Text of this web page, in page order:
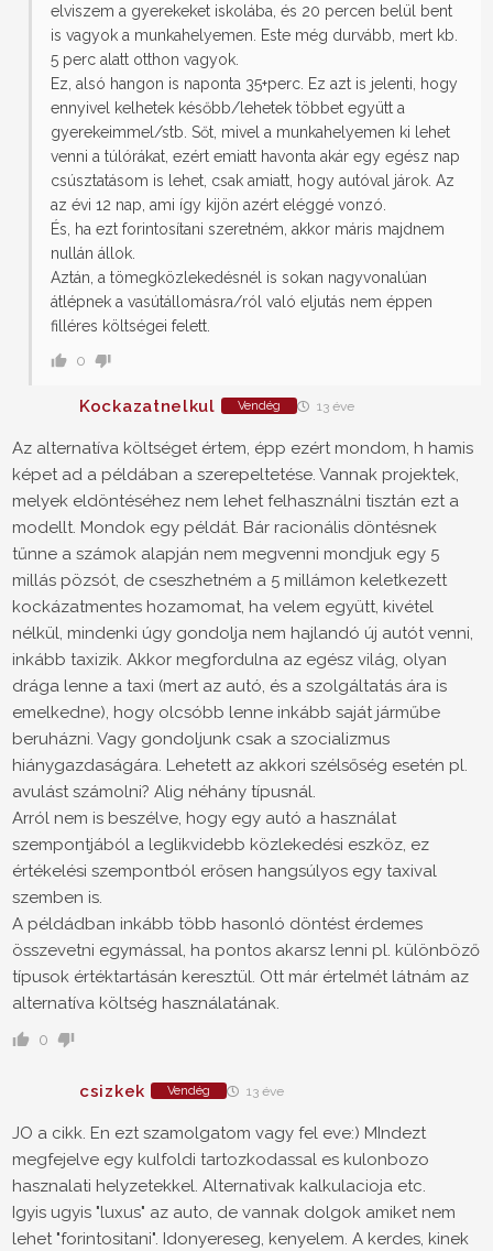
elviszem a gyerekeket iskolába, és 20 percen belül bent
is vagyok a munkahelyemen. Este még durvább, mert kb.
5 perc alatt otthon vagyok.
Ez, alsó hangon is naponta 35+perc. Ez azt is jelenti, hogy
ennyivel kelhetek később/lehetek többet együtt a
gyerekeimmel/stb. Sőt, mivel a munkahelyemen ki lehet
venni a túlórákat, ezért emiatt havonta akár egy egész nap
csúsztatásom is lehet, csak amiatt, hogy autóval járok. Az
az évi 12 nap, ami így kijön azért eléggé vonzó.
És, ha ezt forintosítani szeretném, akkor máris majdnem
nullán állok.
Aztán, a tömegközlekedésnél is sokan nagyvonalúan
átlépnek a vasútállomásra/ról való eljutás nem éppen
filléres költségei felett.
0
Kockazatnelkul Vendég 13 éve
Az alternatíva költséget értem, épp ezért mondom, h hamis
képet ad a példában a szerepeltetése. Vannak projektek,
melyek eldöntéséhez nem lehet felhasználni tisztán ezt a
modellt. Mondok egy példát. Bár racionális döntésnek
tűnne a számok alapján nem megvenni mondjuk egy 5
millás pözsót, de cseszhetném a 5 millámon keletkezett
kockázatmentes hozamomat, ha velem együtt, kivétel
nélkül, mindenki úgy gondolja nem hajlandó új autót venni,
inkább taxizik. Akkor megfordulna az egész világ, olyan
drága lenne a taxi (mert az autó, és a szolgáltatás ára is
emelkedne), hogy olcsóbb lenne inkább saját járműbe
beruházni. Vagy gondoljunk csak a szocializmus
hiánygazdaságára. Lehetett az akkori szélsőség esetén pl.
avulást számolni? Alig néhány típusnál.
Arról nem is beszélve, hogy egy autó a használat
szempontjából a leglikvidebb közlekedési eszköz, ez
értékelési szempontból erősen hangsúlyos egy taxival
szemben is.
A példádban inkább több hasonló döntést érdemes
összevetni egymással, ha pontos akarsz lenni pl. különböző
típusok értéktartásán keresztül. Ott már értelmét látnám az
alternatíva költség használatának.
0
csizkek Vendég 13 éve
JO a cikk. En ezt szamolgatom vagy fel eve:) MIndezt
megfejelve egy kulfoldi tartozkodassal es kulonbozo
hasznalati helyzetekkel. Alternativak kalkulacioja etc.
Igyis ugyis "luxus" az auto, de vannak dolgok amiket nem
lehet "forintositani". Idonyereseg, kenyelem. A kerdes, kinek